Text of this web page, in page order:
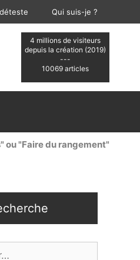
Qui suis-je ?
4 millions de visiteurs
depuis la création (2019)
---
10069 articles
ou "Faire du rangement"